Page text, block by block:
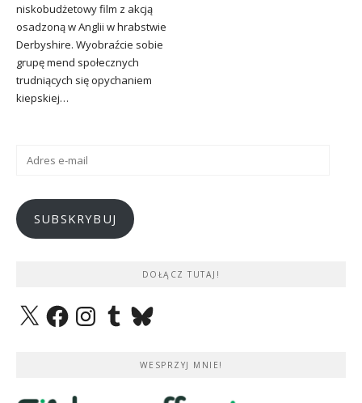
niskobudżetowy film z akcją
osadzoną w Anglii w hrabstwie
Derbyshire. Wyobraźcie sobie
grupę mend społecznych
trudniących się opychaniem
kiepskiej…
Adres
SUBSKRYBUJ
DOŁĄCZ TUTAJ!
X FacebookInstagramTumblrBluesky
WESPRZYJ MNIE!